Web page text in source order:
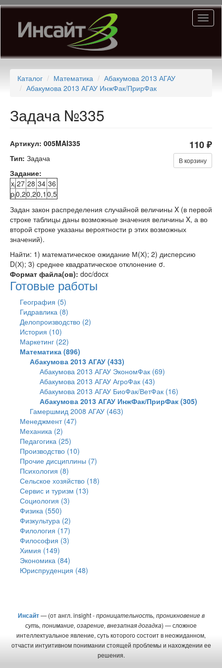
Перейти
основному
содержанию
Каталог Математика
Абакумова 2013 АГАУ
Абакумова 2013 АГАУ ИнжФак/ПрирФак
Задача №335
Артикул: 005MAI335 110 ₽
В корзину
Тип: Задача
Задание:
xi 27 28 34 36
pi0,20,20,1 0,5
Задан закон распределения случайной величины X (в первой
строке таблицы даны возможные значения величины X, а во
второй строке указаны вероятности р этих возможных
значений).
Найти: 1) математическое ожидание М(Х); 2) дисперсию
D(Х); 3) среднее квадратическое отклонение σ.
Формат файла(ов): doc/docx
Готовые работы
География (5)
Гидравлика (8)
Делопроизводство (2)
История (10)
Маркетинг (22)
Математика (896)
Абакумова 2013 АГАУ (433)
Абакумова 2013 АГАУ ЭкономФак (69)
Абакумова 2013 АГАУ АгроФак (43)
Абакумова 2013 АГАУ БиоФак/ВетФак (16)
Абакумова 2013 АГАУ ИнжФак/ПрирФак (305)
Гамершмид 2008 АГАУ (463)
Менеджмент (47)
Механика (2)
Педагогика (25)
Производство (10)
Прочие дисциплины (7)
Психология (8)
Сельское хозяйство (18)
Сервис и туризм (13)
Социология (3)
Физика (550)
Физкультура (2)
Филология (17)
Философия (3)
Химия (149)
Экономика (84)
Юриспруденция (48)
Инсайт — (от англ. insight -проницательность, проникновение в
суть, понимание, озарение, внезапная догадка) — сложное
интеллектуальное явление, суть которого состоит в неожиданном,
отчасти интуитивном понимании стоящей проблемы и нахождении ее
решения.